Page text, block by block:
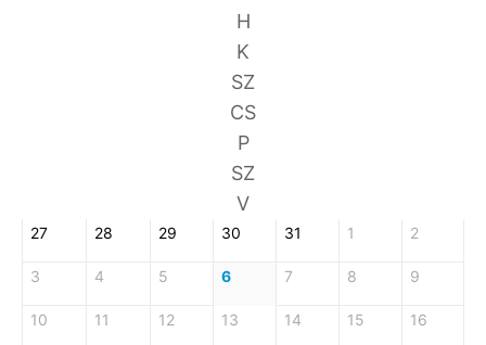
H
K
SZ
CS
P
SZ
V
27 28 29 30 31 1 2
3 4 5 6 7 8 9
10 11 12 13 14 15 16